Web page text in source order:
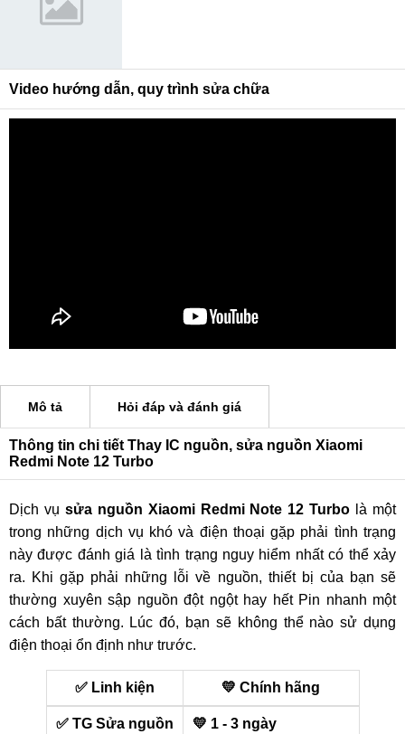
Video hướng dẫn, quy trình sửa chữa
Mô tả Hỏi đáp và đánh giá
Thông tin chi tiết Thay IC nguồn, sửa nguồn Xiaomi
Redmi Note 12 Turbo
Dịch vụ sửa nguồn Xiaomi Redmi Note 12 Turbo là một
trong những dịch vụ khó và điện thoại gặp phải tình trạng
này được đánh giá là tình trạng nguy hiểm nhất có thể xảy
ra. Khi gặp phải những lỗi về nguồn, thiết bị của bạn sẽ
thường xuyên sập nguồn đột ngột hay hết Pin nhanh một
cách bất thường. Lúc đó, bạn sẽ không thể nào sử dụng
điện thoại ổn định như trước.
✅ Linh kiện 💛 Chính hãng
✅ TG Sửa nguồn 💛 1 - 3 ngày